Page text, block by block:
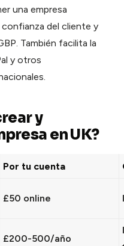
una empresa
del cliente y
También facilita la
y otros
y
en UK?
Por tu cuenta
£50 online
£200-500/año